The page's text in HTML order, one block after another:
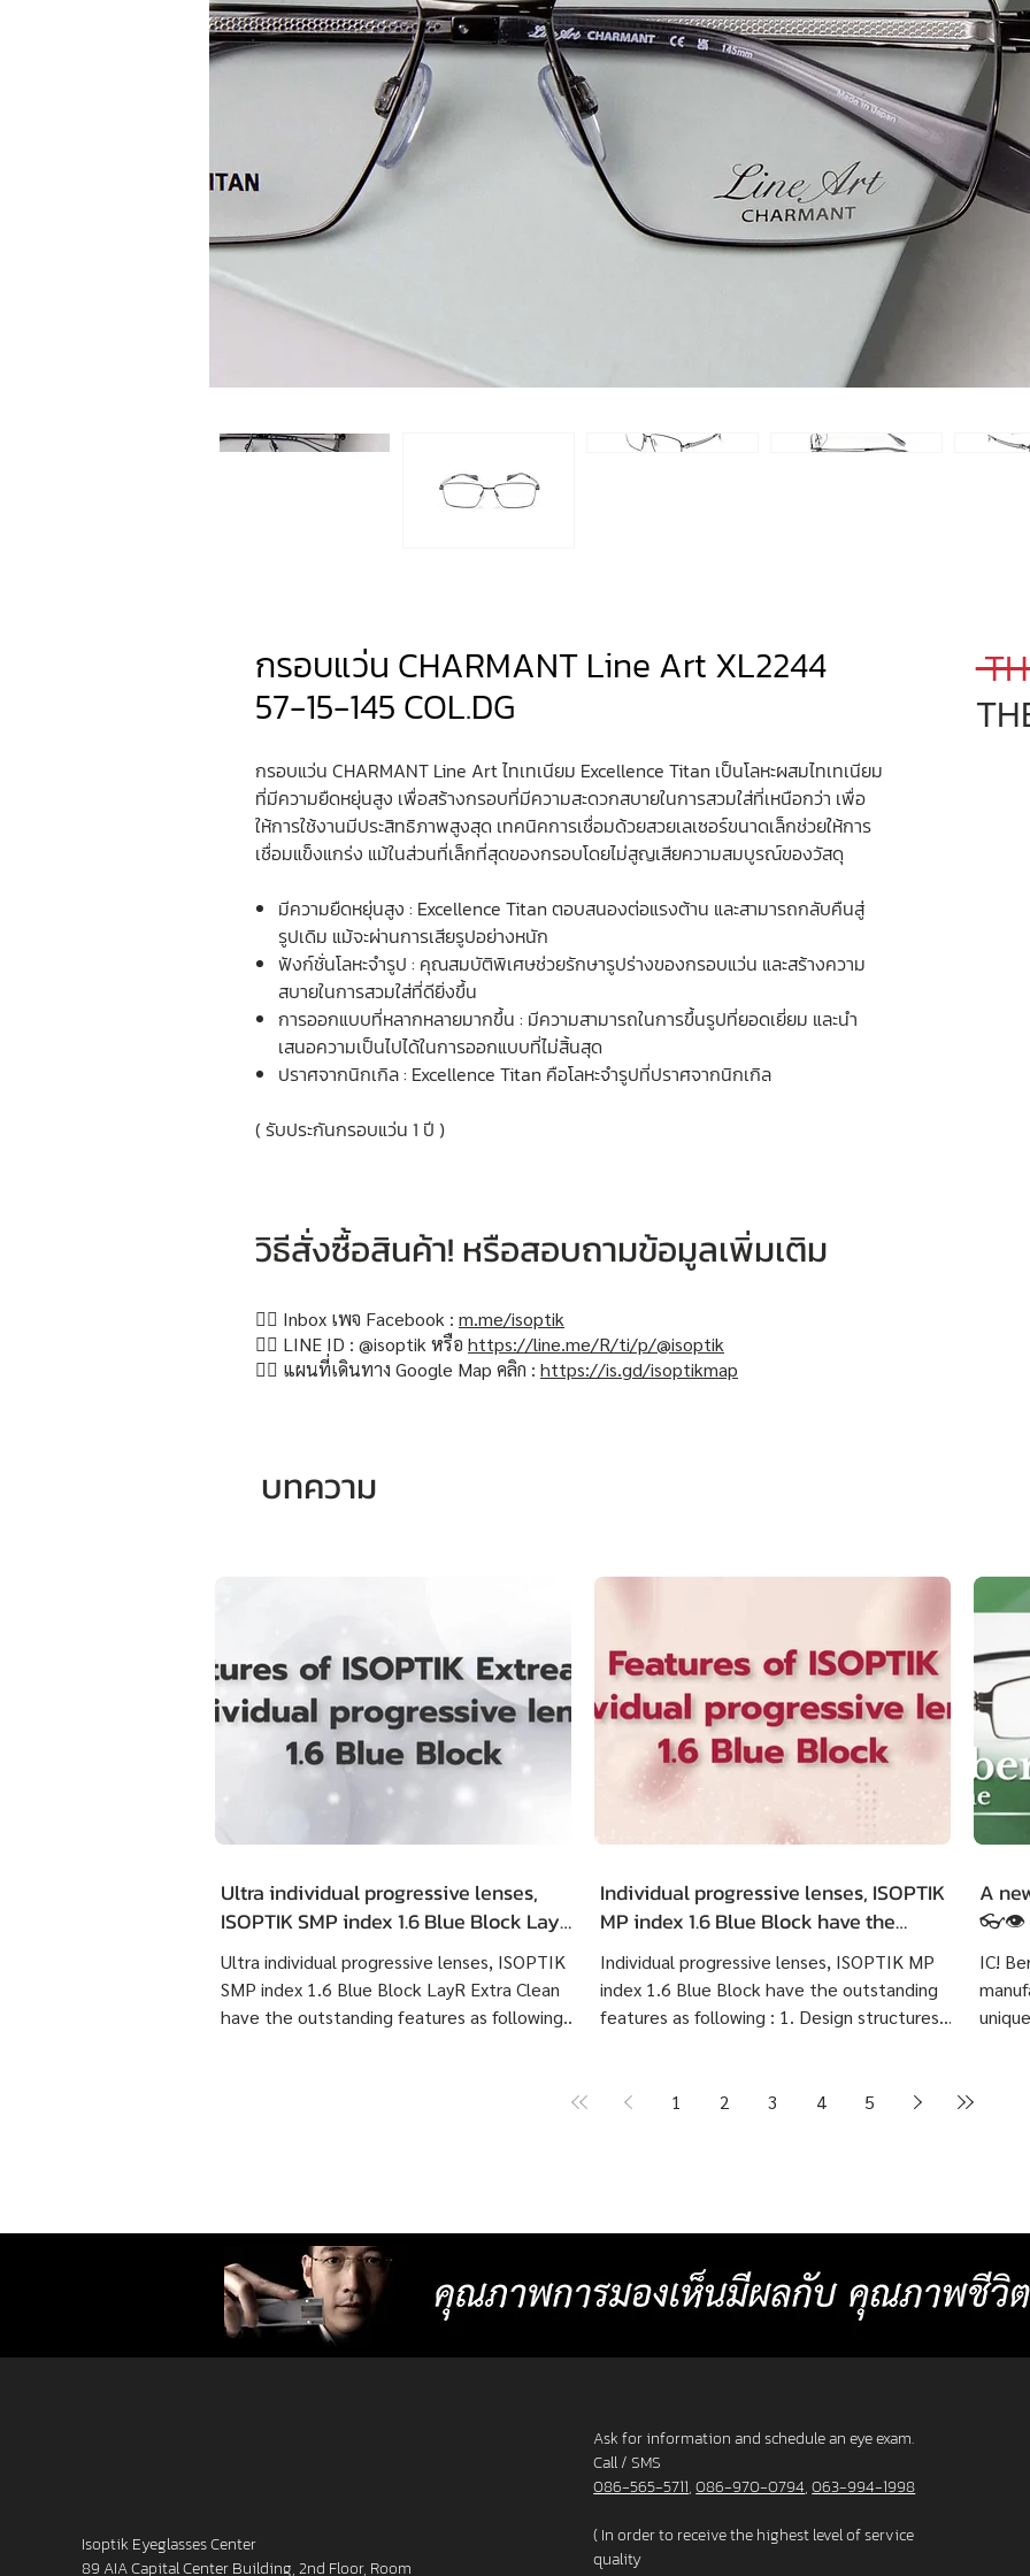
กรอบแว่น CHARMANT Line Art XL2244
57-15-145 COL.DG
กรอบแว่น CHARMANT Line Art ไทเทเนียม Excellence Titan เป็นโลหะผสมไทเทเนียม
ที่มีความยืดหยุ่นสูง เพื่อสร้างกรอบที่มีความสะดวกสบายในการสวมใส่ที่เหนือกว่า เพื่อ
ให้การใช้งานมีประสิทธิภาพสูงสุด เทคนิคการเชื่อมด้วยสวยเลเซอร์ขนาดเล็กช่วยให้การ
เชื่อมแข็งแกร่ง แม้ในส่วนที่เล็กที่สุดของกรอบโดยไม่สูญเสียความสมบูรณ์ของวัสดุ
มีความยืดหยุ่นสูง : Excellence Titan ตอบสนองต่อแรงต้าน และสามารถกลับคืนสู่
รูปเดิม แม้จะผ่านการเสียรูปอย่างหนัก
ฟังก์ชั่นโลหะจำรูป : คุณสมบัติพิเศษช่วยรักษารูปร่างของกรอบแว่น และสร้างความ
สบายในการสวมใส่ที่ดียิ่งขึ้น
การออกแบบที่หลากหลายมากขึ้น : มีความสามารถในการขึ้นรูปที่ยอดเยี่ยม และนำ
เสนอความเป็นไปได้ในการออกแบบที่ไม่สิ้นสุด
ปราศจากนิกเกิล : Excellence Titan คือโลหะจำรูปที่ปราศจากนิกเกิล
( รับประกันกรอบแว่น 1 ปี )
วิธีสั่งซื้อสินค้า! หรือสอบถามข้อมูลเพิ่มเติม
👉🏻 Inbox เพจ Facebook : m.me/isoptik
👉🏻 LINE ID : @isoptik หรือ https://line.me/R/ti/p/@isoptik
👉🏻 แผนที่เดินทาง Google Map คลิก : https://is.gd/isoptikmap
บทความ
Ultra individual progressive lenses,
ISOPTIK SMP index 1.6 Blue Block LayR
Extra Clean have the outstanding
features as following :
Ultra individual progressive lenses, ISOPTIK
SMP index 1.6 Blue Block LayR Extra Clean
have the outstanding features as following :
astigmatism, latent strabismus, and
presbyopia than other standard lenses. 3. F
Individual progressive lenses, ISOPTIK
MP index 1.6 Blue Block have the
outstanding features as following :
Individual progressive lenses, ISOPTIK MP
index 1.6 Blue Block have the outstanding
features as following : 1. Design structures
precise prescriptions than other standard
with blue light protection 5. Satisfaction
Guarantee up to 60 days.
A
👓👁️
IC!
1 2 3 4 5
Isoptik Eyeglasses Center
89 AIA Capital Center Building, 2nd Floor, Room
Ask for information and schedule an eye exam.
Call / SMS
086-565-5711,086-970-0794,063-994-1998
( In order to receive the highest level of service
quality